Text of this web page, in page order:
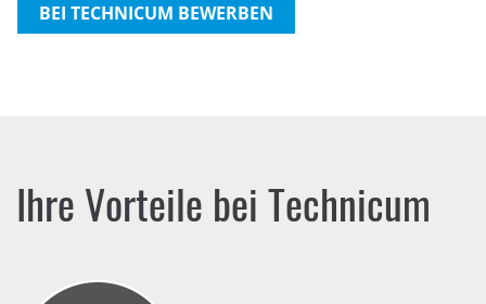
BEI TECHNICUM BEWERBEN
Ihre Vorteile bei Technicum